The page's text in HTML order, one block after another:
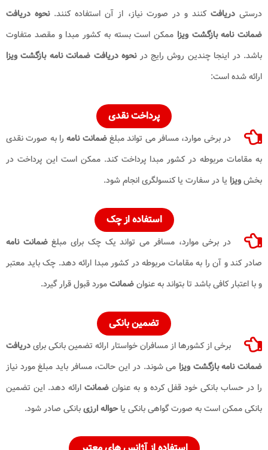
درستیدریافتکنند و در صورت نیاز، از آن استفاده کنند.نحوه دریافت
ضمانت نامه بازگشت ویزا ممکن است بسته به کشور مبدا و مقصد متفاوت
باشد. در اینجا چندین روش رایج درنحوه دریافت ضمانت نامه بازگشت ویزا
ارائه شده است:
پرداخت نقدی
در برخی موارد، مسافر می تواند مبلغضمانت نامه را به صورت نقدی
به مقامات مربوطه در کشور مبدا پرداخت کند. ممکن است این پرداخت در
بخشویزا یا در سفارت یا کنسولگری انجام شود.
استفاده از چک
در برخی موارد، مسافر می تواند یک چک برای مبلغضمانت نامه
صادر کند و آن را به مقامات مربوطه در کشور مبدا ارائه دهد. چک باید معتبر
و با اعتبار کافی باشد تا بتواند به عنوانضمانتمورد قبول قرار گیرد.
تضمین بانکی
برخی از کشورها از مسافران خواستار ارائه تضمین بانکی برایدریافت
ضمانت نامه بازگشت ویزا می شوند. در این حالت، مسافر باید مبلغ مورد نیاز
را در حساب بانکی خود قفل کرده و به عنوان ضمانت ارائه دهد. این تضمین
بانکی ممکن است به صورت گواهی بانکی یاحواله ارزیبانکی صادر شود.